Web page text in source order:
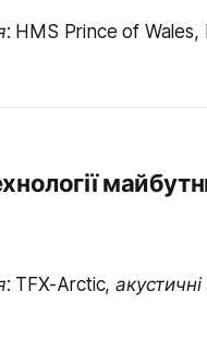
HMS Prince of Wales,
Arctic, акустичні